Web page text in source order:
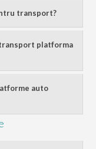
transport?
platforma
auto